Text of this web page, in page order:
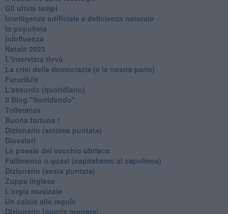
Gli ultimi tempi
Intelligenza artificiale e deficienza naturale
Io populista
Ininfluenza
Natale 2023
L'intervista tivvù
La crisi della democrazia (e la nostra parte)
Futuribile
L'assurdo (quotidiano)
Il Blog "Sorridendo"
Tolleranza
Buona fortuna !
​Dizionario (settima puntata)
Disvalori
Le poesie del vecchio ubriaco
Fallimento o quasi (capitalismo al capolinea)
Dizionario (sesta puntata)
Zuppa inglese
L'orgia musicale
Un calcio alle regole
Dizionario (quinta puntata)